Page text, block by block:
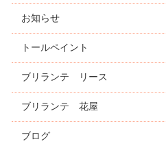
お知らせ
トールペイント
ブリランテ リース
ブリランテ 花屋
ブログ